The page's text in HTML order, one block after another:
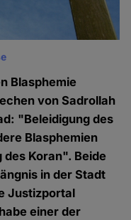
Blasphemie
von Sadrollah
"Beleidigung des
Blasphemien
Koran". Beide
in der Stadt
Justizportal
einer der